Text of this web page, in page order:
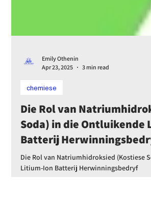
Emily Othenin
Apr 23, 2025
3 min read
chemiese
Die Rol van
Soda) in die Ontluikende